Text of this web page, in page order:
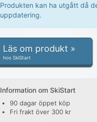
Produkten kan ha utgått då
uppdatering.
Läs om produkt »
hos SkiStart
Information om SkiStart
90 dagar öppet köp
Fri frakt över 300 kr